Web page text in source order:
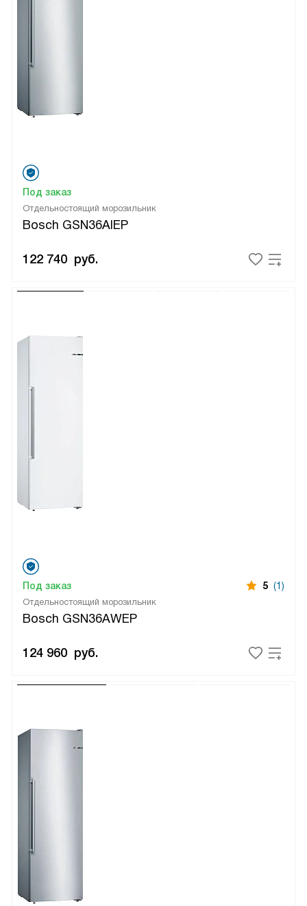
Отдельностоящий морозильник
Bosch GSN36AIEP
Под заказ
122 740 руб.
Отдельностоящий морозильник
Bosch GSN36AWEP
Под заказ 5 (1)
124 960 руб.